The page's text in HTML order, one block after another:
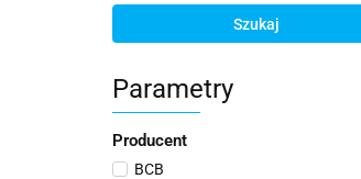
Szukaj
Parametry
Producent
BCB